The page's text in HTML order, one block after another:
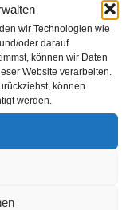
wir Technologien wie
oder darauf
können wir Daten
Website verarbeiten.
können
werden.
an der
2. Yonex-Mini
Fragezeichen
und